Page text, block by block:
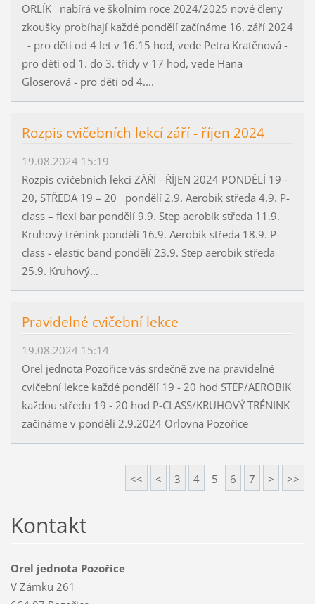
ORLÍK nabírá ve školním roce 2024/2025 nové členy
zkoušky probíhají každé pondělí začínáme 16. září 2024
- pro děti od 4 let v 16.15 hod, vede Petra Kratěnová -
pro děti od 1. do 3. třídy v 17 hod, vede Hana
Gloserová - pro děti od 4....
Rozpis cvičebních lekcí září - říjen 2024
19.08.2024 15:19
Rozpis cvičebních lekcí ZÁŘÍ - ŘÍJEN 2024 PONDĚLÍ 19 -
20, STŘEDA 19 – 20 pondělí 2.9. Aerobik středa 4.9. P-
class – flexi bar pondělí 9.9. Step aerobik středa 11.9.
Kruhový trénink pondělí 16.9. Aerobik středa 18.9. P-
class - elastic band pondělí 23.9. Step aerobik středa
25.9. Kruhový...
Pravidelné cvičební lekce
19.08.2024 15:14
Orel jednota Pozořice vás srdečně zve na pravidelné
cvičební lekce každé pondělí 19 - 20 hod STEP/AEROBIK
každou středu 19 - 20 hod P-CLASS/KRUHOVÝ TRÉNINK
začínáme v pondělí 2.9.2024 Orlovna Pozořice
<< < 3 4 5 6 7 > >>
Kontakt
Orel jednota Pozořice
V Zámku 261